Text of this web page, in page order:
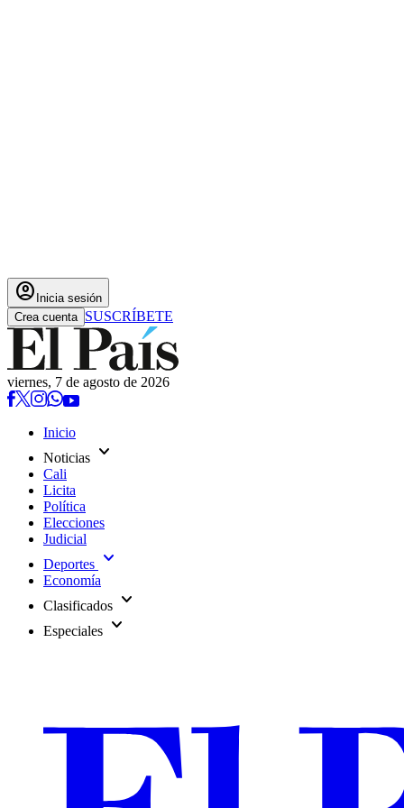
account_circle Inicia sesión
Crea cuenta SUSCRÍBETE
viernes, 7 de agosto de 2026
Inicio
Noticias expand_more
Cali
Licita
Política
Elecciones
Judicial
Deportes expand_more
Economía
Clasificados expand_more
Especiales expand_more